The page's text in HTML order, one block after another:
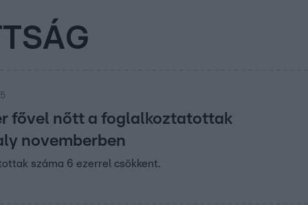
fővel nőtt a foglalkoztatottak
novemberben
száma 6 ezerrel csökkent.